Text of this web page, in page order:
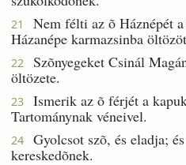
21
Nem félti az õ Háznépét
Házanépe karmazsinba
22
Szõnyegeket Csinál
öltözete.
23
Ismerik az õ férjét a
Tartománynak véneivel.
24
Gyolcsot szõ, és eladja;
kereskedõnek.